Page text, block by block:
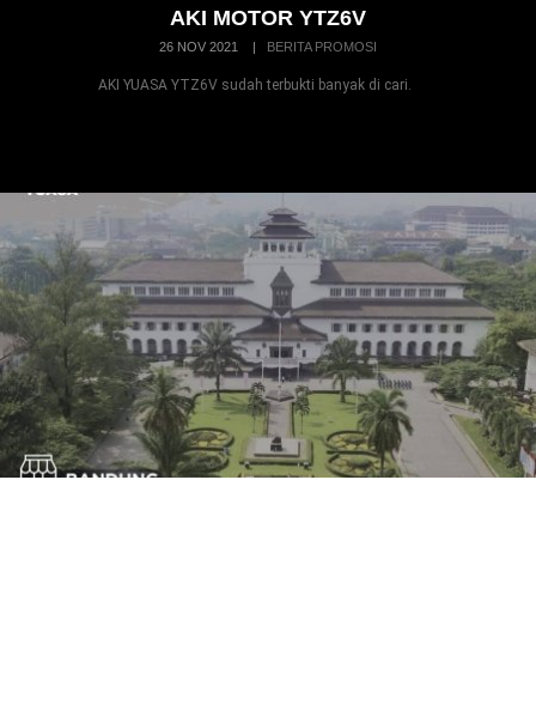
AKI MOTOR YTZ6V
26 NOV 2021 | BERITA PROMOSI
AKI YUASA YTZ6V sudah terbukti banyak di cari.